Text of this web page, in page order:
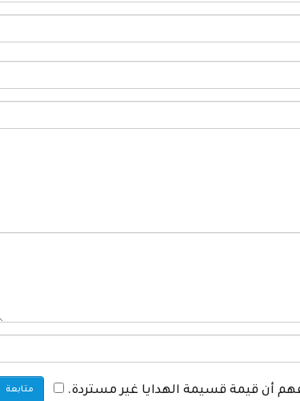
أن قيمة قسيمة الهدايا غير مستردة.